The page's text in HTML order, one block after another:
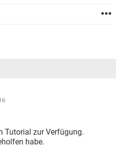
Tutorial zur Verfügung.
habe.